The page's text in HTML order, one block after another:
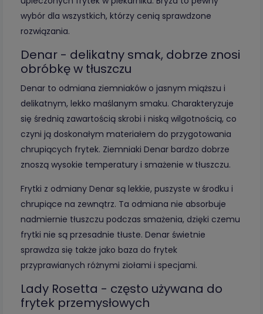
wybór dla wszystkich, którzy cenią sprawdzone
rozwiązania.
Denar - delikatny smak, dobrze znosi
obróbkę w tłuszczu
Denar to odmiana ziemniaków o jasnym miąższu i
delikatnym, lekko maślanym smaku. Charakteryzuje
się średnią zawartością skrobi i niską wilgotnością, co
czyni ją doskonałym materiałem do przygotowania
chrupiących frytek. Ziemniaki Denar bardzo dobrze
znoszą wysokie temperatury i smażenie w tłuszczu.
Frytki z odmiany Denar są lekkie, puszyste w środku i
chrupiące na zewnątrz. Ta odmiana nie absorbuje
nadmiernie tłuszczu podczas smażenia, dzięki czemu
frytki nie są przesadnie tłuste. Denar świetnie
sprawdza się także jako baza do frytek
przyprawianych różnymi ziołami i specjami.
Lady Rosetta - często używana do
frytek przemysłowych